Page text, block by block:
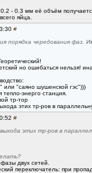
- 0.3 мм её объём
яйца.
#
порядка чередования фаз.
но ошибаться нельзя!
или "саяно шушенской гэс")))
энерго станция.
тр-тор
этих тр-ров в
#
этих тр-ров в
двух сетей.
переключатель: при